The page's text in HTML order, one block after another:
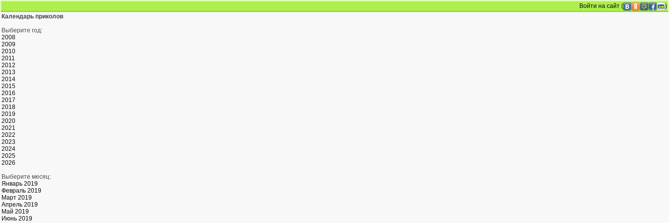
Войти на сайт (
)
Календарь приколов
Выберите год:
2008
2009
2010
2011
2012
2013
2014
2015
2016
2017
2018
2019
2020
2021
2022
2023
2024
2025
2026
Выберите месяц:
Январь 2019
Февраль 2019
Март 2019
Апрель 2019
Май 2019
Июнь 2019